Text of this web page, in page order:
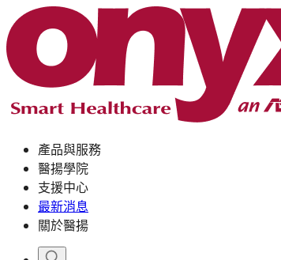
產品與服務
醫揚學院
支援中心
最新消息
關於醫揚